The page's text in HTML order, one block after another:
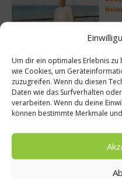
Um dir ein optimales Erlebnis
wie Cookies, um
zuzugreifen. Wenn du diesen
Daten wie das Surfverhalten
verarbeiten. Wenn du deine
können bestimmte Merkmale
und